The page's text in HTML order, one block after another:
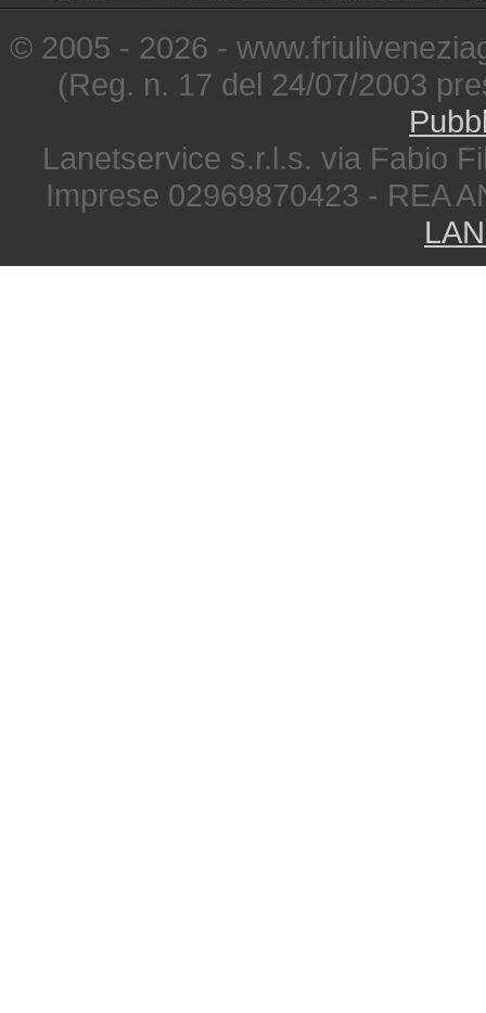
© 2005 - 2026 -
(Reg. n. 17 del 24/07/2003
Lanetservice s.r.l.s. via Fabio
Imprese 02969870423 - REA